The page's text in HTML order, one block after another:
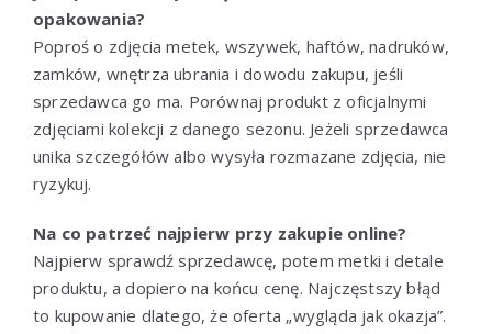
opakowania?
Poproś o zdjęcia metek, wszywek, haftów, nadruków,
zamków, wnętrza ubrania i dowodu zakupu, jeśli
sprzedawca go ma. Porównaj produkt z oficjalnymi
zdjęciami kolekcji z danego sezonu. Jeżeli sprzedawca
unika szczegółów albo wysyła rozmazane zdjęcia, nie
ryzykuj.
Na co patrzeć najpierw przy zakupie online?
Najpierw sprawdź sprzedawcę, potem metki i detale
produktu, a dopiero na końcu cenę. Najczęstszy błąd
to kupowanie dlatego, że oferta „wygląda jak okazja”.